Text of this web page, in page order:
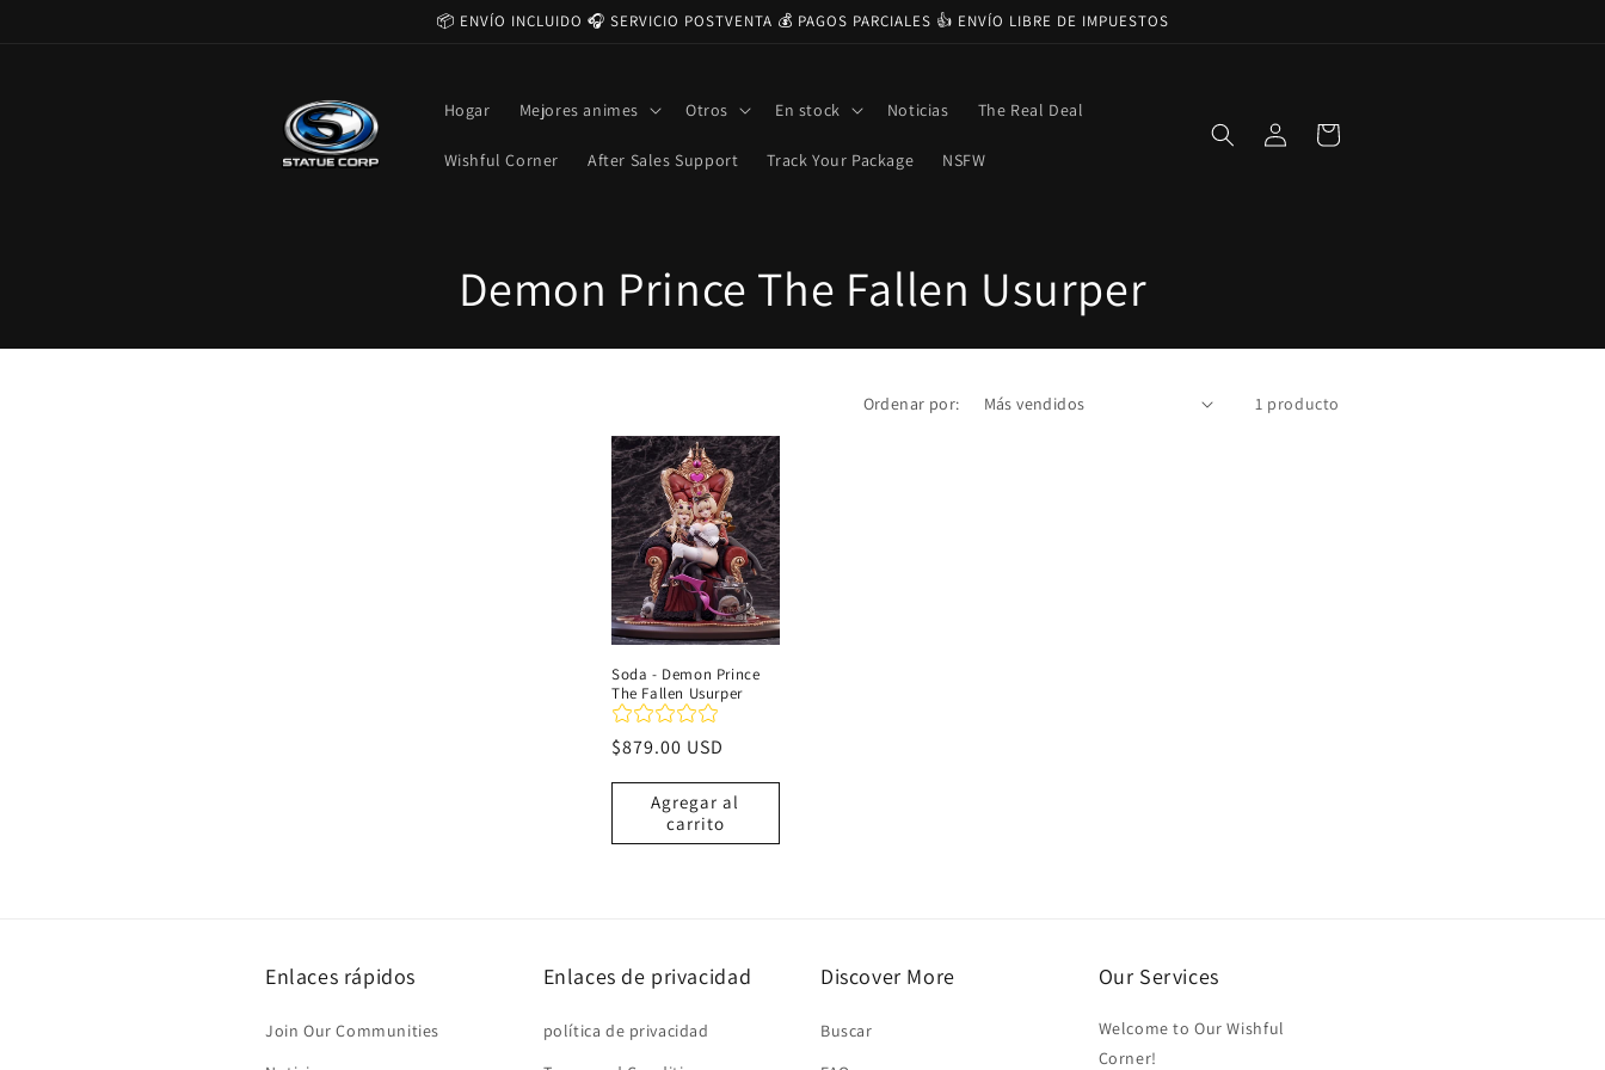
📦 ENVÍO INCLUIDO 🎧 SERVICIO POSTVENTA 💰 PAGOS PARCIALES 👍 ENVÍO LIBRE DE IMPUESTOS
Hogar Mejores animes Otros En stock Noticias The Real Deal
Wishful Corner After Sales Support Track Your Package NSFW
Iniciar
sesión
Carrito
C
o
Demon Prince The Fallen Usurper
Ordenar por: 1 producto
Soda - Demon Prince
The Fallen Usurper
Precio
$879.00 USD
Agregar al
carrito
Enlaces rápidos
Join Our Communities
Enlaces de privacidad
política de privacidad
Discover More
Buscar
Our Services
Welcome to Our Wishful
Corner!